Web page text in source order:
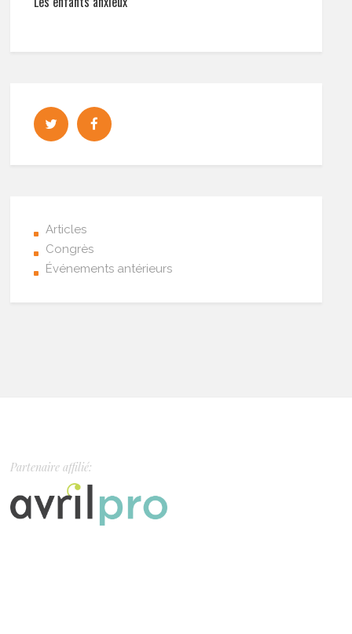
Articles
Congrès
Événements antérieurs
Partenaire affilié: